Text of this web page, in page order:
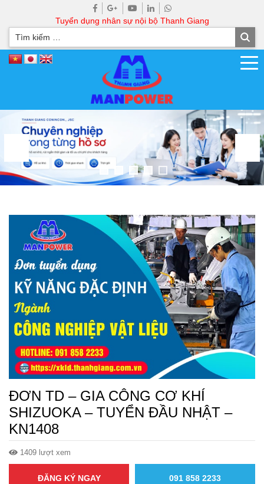
Tuyển dụng nhân sự nội bộ Thanh Giang
ĐƠN TD – GIA CÔNG CƠ KHÍ
SHIZUOKA – TUYỂN ĐẦU NHẬT –
KN1408
1409 lượt xem
ĐĂNG KÝ NGAY 091 858 2233